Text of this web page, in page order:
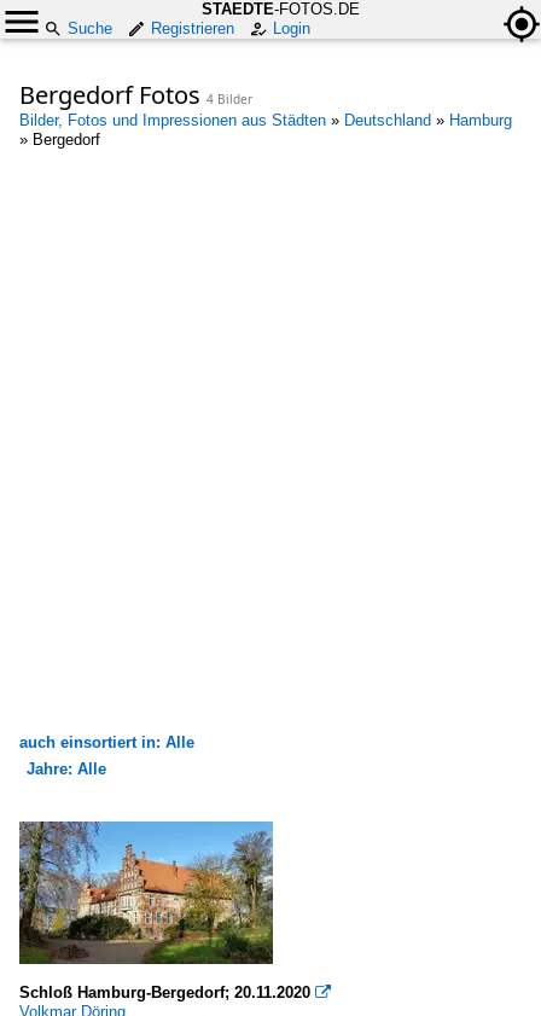
STAEDTE-FOTOS.DE
Suche
Registrieren Login
Bergedorf Fotos 4 Bilder
Bilder, Fotos und Impressionen aus Städten » Deutschland » Hamburg
» Bergedorf
auch einsortiert in: Alle
Bauwerke
Bauten für die Bildung
Deutschland
Burgen und Schlösser
Jahre: Alle
Alle Jahre
2000
2008
Schloß Hamburg-Bergedorf; 20.11.2020 
Volkmar Döring